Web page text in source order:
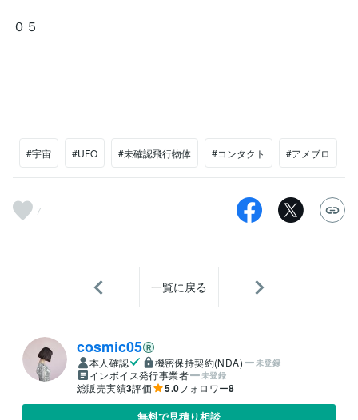
０５
#宇宙 #UFO #未確認飛行物体 #コンタクト #アメブロ
7
一覧に戻る
cosmic05
本人確認 機密保持契約(NDA) 未登録
インボイス発行事業者 未登録
総販売実績3評価 5.0フォロワー8
無料で見積り相談